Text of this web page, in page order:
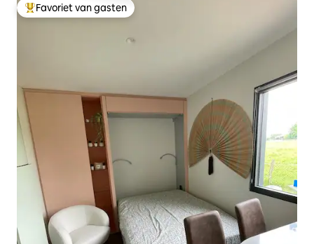
Topfavoriet van gasten
Favoriet van gasten